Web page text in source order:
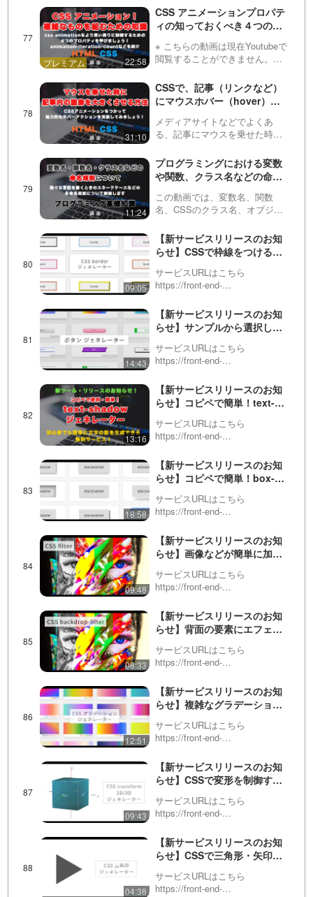
（プレミアム会員）することで
閲覧可能です。https://factory-
programming-mv.c…
22:58
CSS アニメーションプロパテ
ィの知っておくべき４つのプ
生方向などをCSSだけで制御
していきましょう！
※ こちらの動画は現在Youtubeで
閲覧することができません。以
（プレミアム会員）することで
閲覧可能です。https://factory-
programming-mv.c…
31:10
CSSで、記事（リンクなど）
にマウスホバー（hover）し
アニメーションの実装方法！
メディアサイトなどでよくあ
る、記事にマウスを乗せた時に
紹介しています。よくJavaScript
を使わないとできないのではな
いか？と質問を受けますが、
HTML / CSSの…
11:24
プログラミングにおける変数
や関数、クラス名などの命名
この動画では、変数名、関数
名、CSSのクラス名、オブジェ
グラミングでよく使われる命名
規則について解説していま
す。・スネークケース。これは
単語間をアンダースコア(_)で繋
ぐ…
09:05
【新サービスリリースのお知
らせ】CSSで枠線をつける！
サービスURLはこちら
https://front-end-
はこちらhttps://front-end-
tools.com/en/generat…
14:43
【新サービスリリースのお知
らせ】サンプルから選択して
ーター
サービスURLはこちら
https://front-end-
はこちらhttps://front-end-
tools.com/en/generat…
13:16
【新サービスリリースのお知
らせ】コピペで簡単！text-
ウ）生成（ジェネレーター）
ツール！
サービスURLはこちら
https://front-end-
英語版はこちらhttps://front-end-
tools.com/en/gen…
18:58
【新サービスリリースのお知
らせ】コピペで簡単！box-
ウ）生成（ジェネレーター）
ツール！
サービスURLはこちら
https://front-end-
英語版はこちらhttps://front-end-
tools.com/en/gene…
09:48
【新サービスリリースのお知
らせ】画像などが簡単に加工
ター）生成（ジェネレータ
ー）ツール！
サービスURLはこちら
https://front-end-
はこちらhttps://front-end-
tools.com/en/generat…
08:33
【新サービスリリースのお知
らせ】背面の要素にエフェク
filter（フィルター）生成（ジ
ェネレーター）ツール！
サービスURLはこちら
https://front-end-
英語版はこちらhttps://front-end-
tools.com/en…
12:51
【新サービスリリースのお知
らせ】複雑なグラデーション
ができる！CSS ジェネレータ
ー！
サービスURLはこちら
https://front-end-
版はこちらhttps://front-end-
tools.com/en/gener…
09:43
【新サービスリリースのお知
らせ】CSSで変形を制御す
ーム）ジェネレーター！
サービスURLはこちら
https://front-end-
語版はこちらhttps://front-end-
tools.com/en/gene…
04:38
【新サービスリリースのお知
らせ】CSSで三角形・矢印作
サービスURLはこちら
https://front-end-